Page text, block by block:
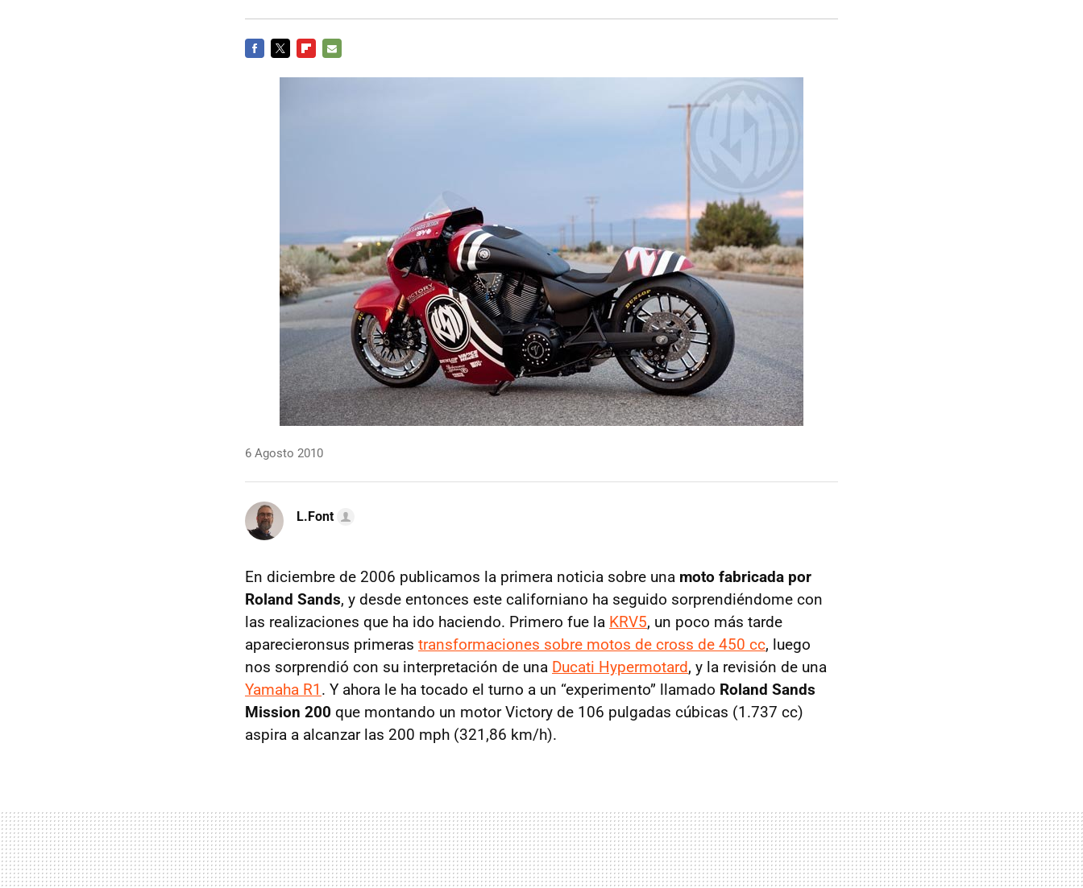
6 Agosto 2010
L.Font
En diciembre de 2006 publicamos la primera noticia sobre una moto fabricada por
Roland Sands, y desde entonces este californiano ha seguido sorprendiéndome con
las realizaciones que ha ido haciendo. Primero fue la KRV5, un poco más tarde
aparecieronsus primeras transformaciones sobre motos de cross de 450 cc, luego
nos sorprendió con su interpretación de una Ducati Hypermotard, y la revisión de una
Yamaha R1 . Y ahora le ha tocado el turno a un “experimento” llamado Roland Sands
Mission 200 que montando un motor Victory de 106 pulgadas cúbicas (1.737 cc)
aspira a alcanzar las 200 mph (321,86 km/h).